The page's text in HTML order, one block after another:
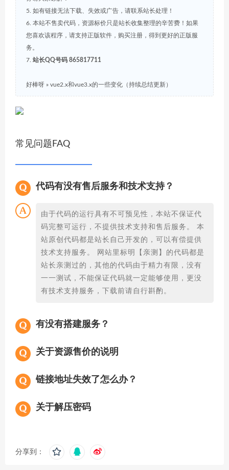
5. 如有链接无法下载、失效或广告，请联系站长处理！
6. 本站不售卖代码，资源标价只是站长收集整理的辛苦费！如果
您喜欢该程序，请支持正版软件，购买注册，得到更好的正版服
务。
7. 站长QQ号码 865817711
好棒呀 » vue2.x和vue3.x的一些变化（持续总结更新）
常见问题FAQ
代码有没有售后服务和技术支持？
由于代码的运行具有不可预见性，本站不保证代
码完整可运行，不提供技术支持和售后服务。 本
站原创代码都是站长自己开发的，可以有偿提供
技术支持服务。 网站里标明【亲测】的代码都是
站长亲测过的，其他的代码由于精力有限，没有
一一测试，不能保证代码就一定能够使用，更没
有技术支持服务，下载前请自行斟酌。
有没有搭建服务？
关于资源售价的说明
链接地址失效了怎么办？
关于解压密码
分享到：